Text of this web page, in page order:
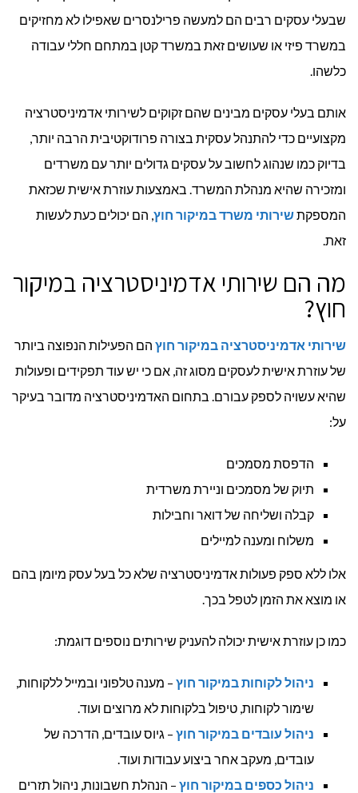
שבעלי עסקים רבים הם למעשה פרילנסרים שאפילו לא מחזיקים
במשרד פיזי או שעושים זאת במשרד קטן במתחם חללי עבודה
כלשהו.
אותם בעלי עסקים מבינים שהם זקוקים לשירותי אדמיניסטרציה
מקצועיים כדי להתנהל עסקית בצורה פרודוקטיבית הרבה יותר,
בדיוק כמו שנהוג לחשוב על עסקים גדולים יותר עם משרדים
ומזכירה שהיא מנהלת המשרד. באמצעות עוזרת אישית שכזאת
המספקתשירותי משרד במיקור חוץ, הם יכולים כעת לעשות
זאת.
מה הם שירותי אדמיניסטרציה במיקור
חוץ?
שירותי אדמיניסטרציה במיקור חוץ הם הפעילות הנפוצה ביותר
של עוזרת אישית לעסקים מסוג זה, אם כי יש עוד תפקידים ופעולות
שהיא עשויה לספק עבורם. בתחום האדמיניסטרציה מדובר בעיקר
על:
הדפסת מסמכים
תיוק של מסמכים וניירת משרדית
קבלה ושליחה של דואר וחבילות
משלוח ומענה למיילים
אלו ללא ספק פעולות אדמיניסטרציה שלא כל בעל עסק מיומן בהם
או מוצא את הזמן לטפל בכך.
כמו כן עוזרת אישית יכולה להעניק שירותים נוספים דוגמת:
ניהול לקוחות במיקור חוץ – מענה טלפוני ובמייל ללקוחות,
שימור לקוחות, טיפול בלקוחות לא מרוצים ועוד.
ניהול עובדים במיקור חוץ – גיוס עובדים, הדרכה של
עובדים, מעקב אחר ביצוע עבודות ועוד.
ניהול כספים במיקור חוץ – הנהלת חשבונות, ניהול תזרים